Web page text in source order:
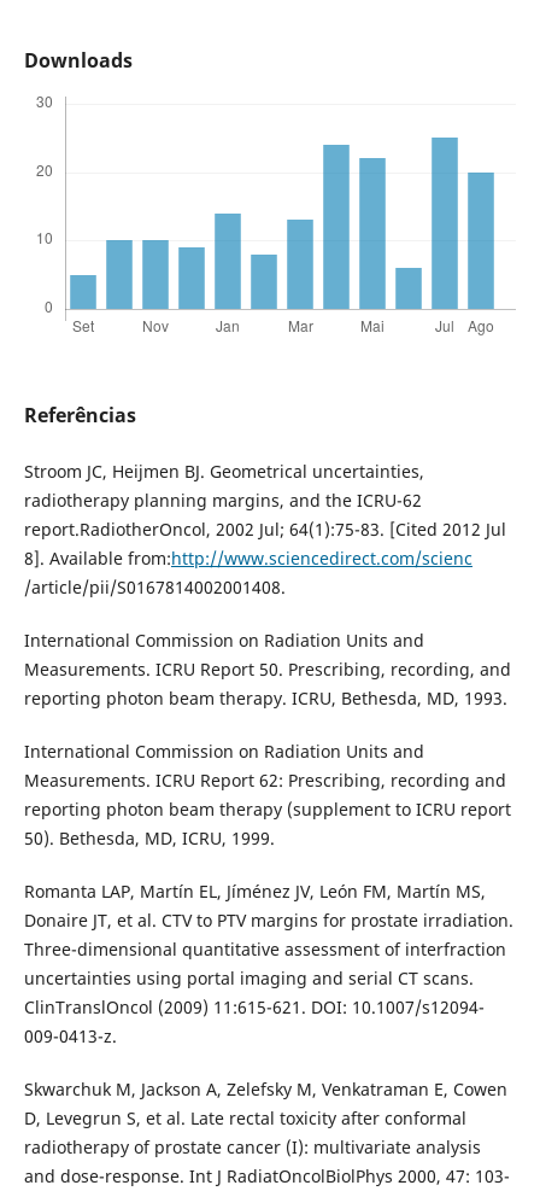
Downloads
Referências
Stroom JC, Heijmen BJ. Geometrical uncertainties,
radiotherapy planning margins, and the ICRU-62
report.RadiotherOncol, 2002 Jul; 64(1):75-83. [Cited 2012 Jul
8]. Available from:http://www.sciencedirect.com/scienc
/article/pii/S0167814002001408.
International Commission on Radiation Units and
Measurements. ICRU Report 50. Prescribing, recording, and
reporting photon beam therapy. ICRU, Bethesda, MD, 1993.
International Commission on Radiation Units and
Measurements. ICRU Report 62: Prescribing, recording and
reporting photon beam therapy (supplement to ICRU report
50). Bethesda, MD, ICRU, 1999.
Romanta LAP, Martín EL, Jíménez JV, León FM, Martín MS,
Donaire JT, et al. CTV to PTV margins for prostate irradiation.
Three-dimensional quantitative assessment of interfraction
uncertainties using portal imaging and serial CT scans.
ClinTranslOncol (2009) 11:615-621. DOI: 10.1007/s12094-
009-0413-z.
Skwarchuk M, Jackson A, Zelefsky M, Venkatraman E, Cowen
D, Levegrun S, et al. Late rectal toxicity after conformal
radiotherapy of prostate cancer (I): multivariate analysis
and dose-response. Int J RadiatOncolBiolPhys 2000, 47: 103-